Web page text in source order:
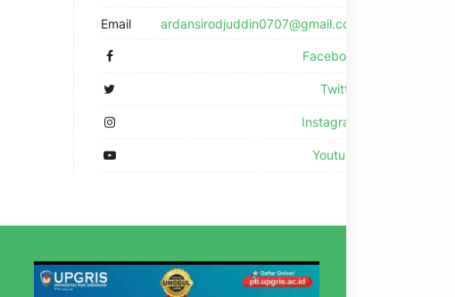
Email ardansirodjuddin0707@gmail.com
Facebook
Twitter
Instagram
Youtube